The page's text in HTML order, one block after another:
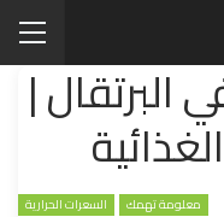
البرتقال |
معلومة تهمك السعرات الحرارية